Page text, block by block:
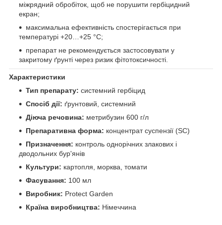
міжрядний обробіток, щоб не порушити гербіцидний
екран;
максимальна ефективність спостерігається при
температурі +20…+25 °C;
препарат не рекомендується застосовувати у
закритому ґрунті через ризик фітотоксичності.
Характеристики
Тип препарату: системний гербіцид
Спосіб дії: ґрунтовий, системний
Діюча речовина: метрибузин 600 г/л
Препаративна форма: концентрат суспензії (SC)
Призначення: контроль однорічних злакових і
дводольних бур'янів
Культури: картопля, морква, томати
Фасування: 100 мл
Виробник: Protect Garden
Країна виробництва: Німеччина